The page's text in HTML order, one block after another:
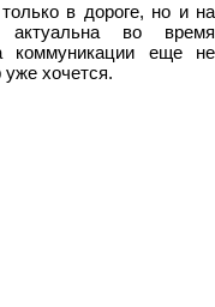
в дороге, но и на
во время
еще не
хочется.